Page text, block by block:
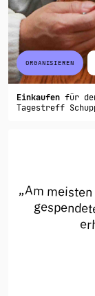
ORGANISIEREN
Einkaufen für
Tagestreff
„Am